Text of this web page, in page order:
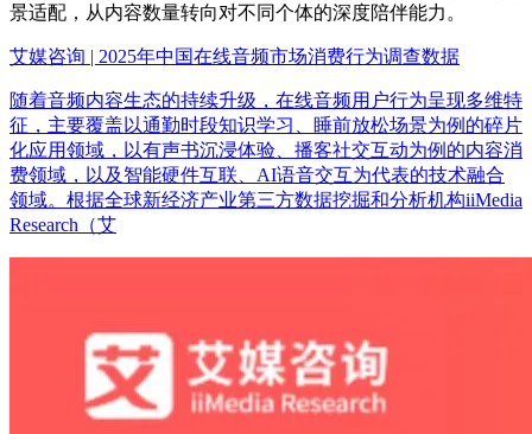
景适配，从内容数量转向对不同个体的深度陪伴能力。
艾媒咨询 | 2025年中国在线音频市场消费行为调查数据
随着音频内容生态的持续升级，在线音频用户行为呈现多维特
征，主要覆盖以通勤时段知识学习、睡前放松场景为例的碎片
化应用领域，以有声书沉浸体验、播客社交互动为例的内容消
费领域，以及智能硬件互联、AI语音交互为代表的技术融合
领域。根据全球新经济产业第三方数据挖掘和分析机构iiMedia
Research（艾